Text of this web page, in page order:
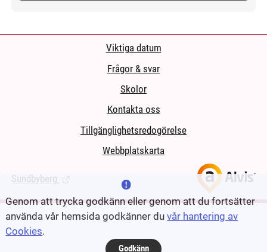
Viktiga datum
Frågor & svar
Skolor
Kontakta oss
Tillgänglighetsredogörelse
Webbplatskarta
Sundbyberg (Länk till extern sida.)
Genom att trycka godkänn eller genom att du fortsätter
använda vår hemsida godkänner duvår hantering av
Cookies.
Godkänn